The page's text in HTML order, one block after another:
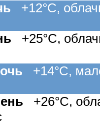
+12°C,
+25°C,
+14°C,
+26°C,